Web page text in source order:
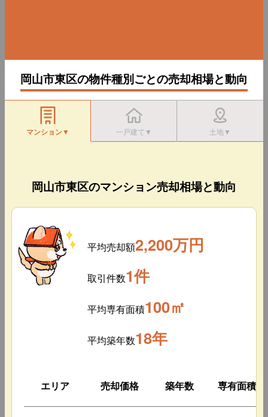
岡山市東区の物件種別ごとの売却相場と動向
マンション▼ 一戸建て▼ 土地▼
岡山市東区のマンション売却相場と動向
平均売却額2,200万円
取引件数1件
平均専有面積100㎡
平均築年数18年
エリア 売却価格 築年数 専有面積